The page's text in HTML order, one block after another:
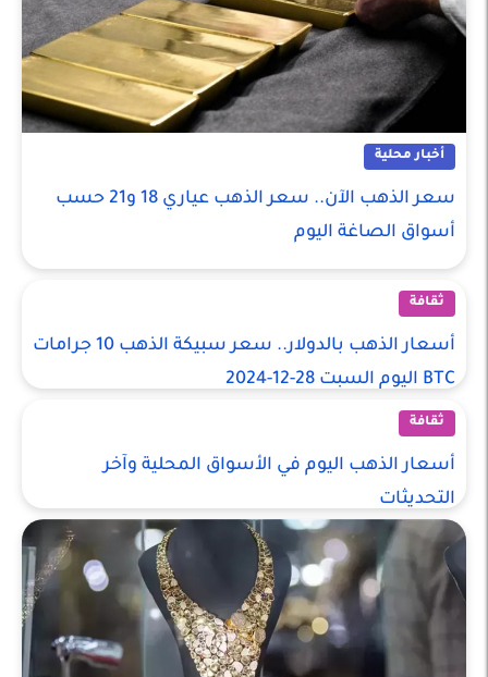
أخبار محلية
سعر الذهب الآن.. سعر الذهب عياري 18 و21 حسب
أسواق الصاغة اليوم
ثقافة
أسعار الذهب بالدولار.. سعر سبيكة الذهب 10 جرامات
BTC اليوم السبت 28-12-2024
ثقافة
أسعار الذهب اليوم في الأسواق المحلية وآخر
التحديثات